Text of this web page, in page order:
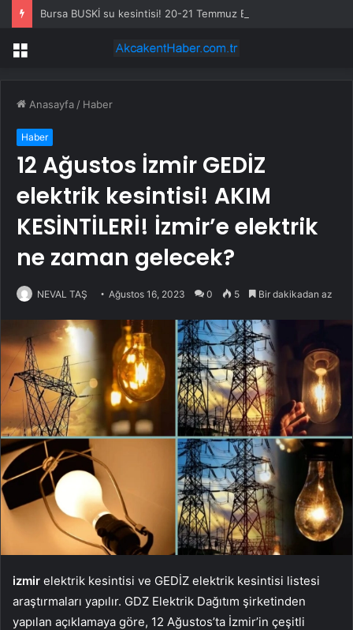
Menü
Anasayfa / Haber
Haber
12 Ağustos İzmir GEDİZ
elektrik kesintisi! AKIM
KESİNTİLERİ! İzmir’e elektrik
ne zaman gelecek?
NEVAL TAŞ Ağustos 16, 2023 0 5 Bir dakikadan az
izmir elektrik kesintisi ve GEDİZ elektrik kesintisi listesi
araştırmaları yapılır. GDZ Elektrik Dağıtım şirketinden
yapılan açıklamaya göre, 12 Ağustos’ta İzmir’in çeşitli